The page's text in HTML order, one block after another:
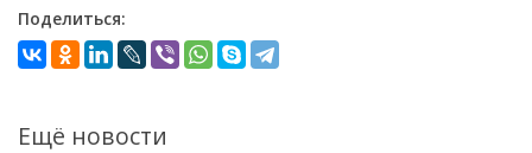
Поделиться:
Ещё новости